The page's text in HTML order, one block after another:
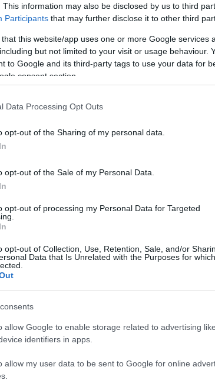
This information may also be disclosed by us to third
Participants that may further disclose it to other third
that this website/app uses one or more Google services
but not limited to your visit or usage behaviour.
to Google and its third-party tags to use your data for
consent section.
Data Processing Opt Outs
opt-out of the Sharing of my personal data.
opt-out of the Sale of my Personal Data.
opt-out of processing my Personal Data for Targeted
opt-out of Collection, Use, Retention, Sale, and/or
Data that Is Unrelated with the Purposes for
allow Google to enable storage related to advertising
identifiers in apps.
allow my user data to be sent to Google for online
Jobban
Az egész
magyar sajtó
félrefordította a
Ismerik azt a
viccet, hogy az
az orosz Lovas
Istvánnal?
Márki-Zay esete
a zsidózással
SÜTI BEÁLLÍTÁSOK MÓDOSÍTÁSA